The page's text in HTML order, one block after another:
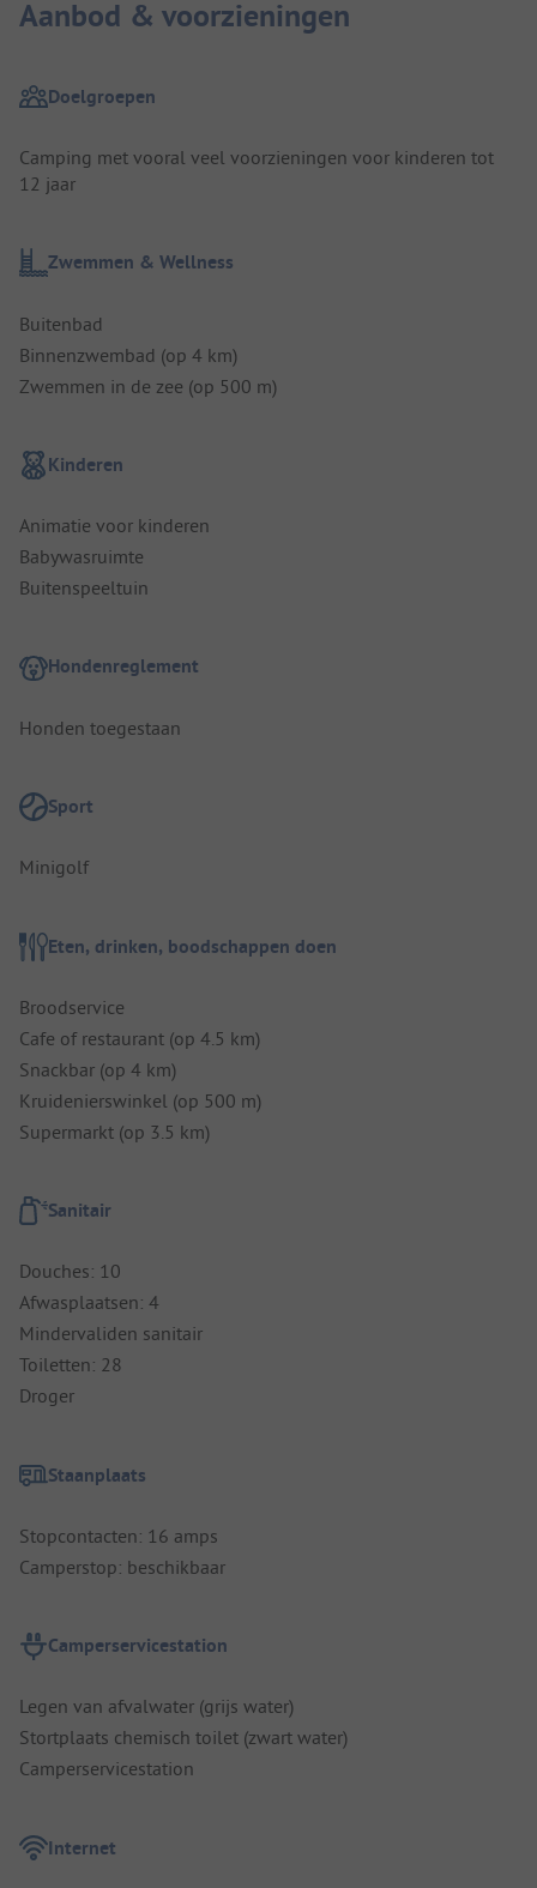
Aanbod & voorzieningen
Doelgroepen
Camping met vooral veel voorzieningen voor kinderen tot
12 jaar
Zwemmen & Wellness
Buitenbad
Binnenzwembad (op 4 km)
Zwemmen in de zee (op 500 m)
Kinderen
Animatie voor kinderen
Babywasruimte
Buitenspeeltuin
Hondenreglement
Honden toegestaan
Sport
Minigolf
Eten, drinken, boodschappen doen
Broodservice
Cafe of restaurant (op 4.5 km)
Snackbar (op 4 km)
Kruidenierswinkel (op 500 m)
Supermarkt (op 3.5 km)
Sanitair
Douches: 10
Afwasplaatsen: 4
Mindervaliden sanitair
Toiletten: 28
Droger
Staanplaats
Stopcontacten: 16 amps
Camperstop: beschikbaar
Camperservicestation
Legen van afvalwater (grijs water)
Stortplaats chemisch toilet (zwart water)
Camperservicestation
Internet